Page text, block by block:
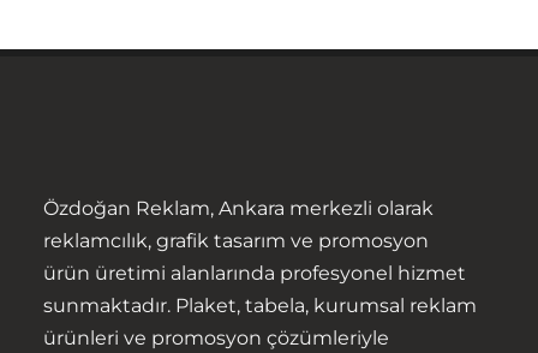
Özdoğan Reklam, Ankara merkezli olarak
reklamcılık, grafik tasarım ve promosyon
ürün üretimi alanlarında profesyonel hizmet
sunmaktadır. Plaket, tabela, kurumsal reklam
ürünleri ve promosyon çözümleriyle